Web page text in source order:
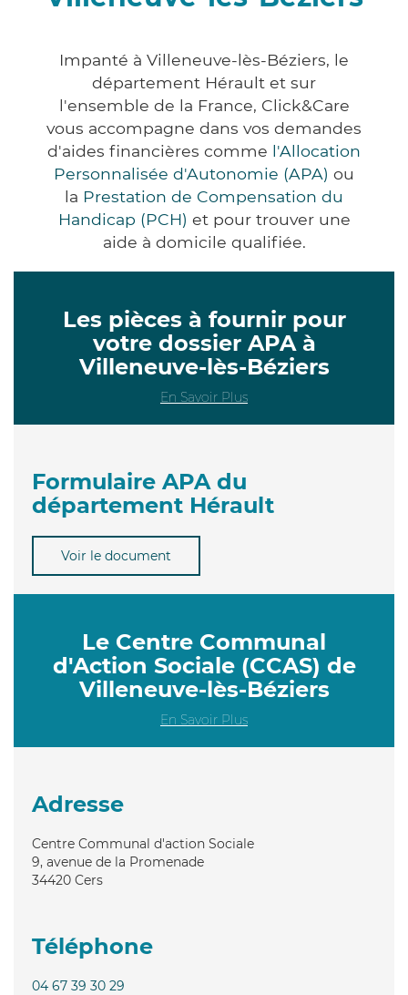
Impanté à Villeneuve-lès-Béziers, le
département Hérault et sur
l'ensemble de la France, Click&Care
vous accompagne dans vos demandes
d'aides financières comme l'Allocation
Personnalisée d'Autonomie (APA) ou
la Prestation de Compensation du
Handicap (PCH) et pour trouver une
aide à domicile qualifiée.
Les pièces à fournir pour
votre dossier APA à
Villeneuve-lès-Béziers
En Savoir Plus
Formulaire APA du
département Hérault
Voir le document
Le Centre Communal
d'Action Sociale (CCAS) de
Villeneuve-lès-Béziers
En Savoir Plus
Adresse
Centre Communal d'action Sociale
9, avenue de la Promenade
34420 Cers
Téléphone
04 67 39 30 29